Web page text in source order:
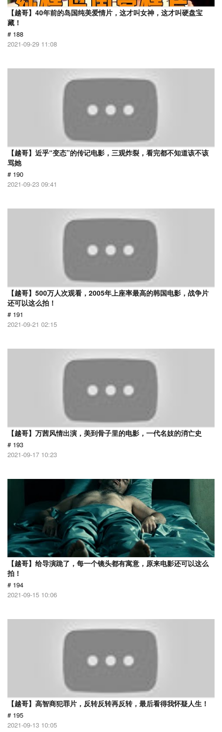
【越哥】40年前的岛国纯美爱情片，这才叫女神，这才叫硬盘宝
藏！
# 188
2021-09-29 11:08
【越哥】近乎“变态”的传记电影，三观炸裂，看完都不知道该不该
骂她
# 190
2021-09-23 09:41
【越哥】500万人次观看，2005年上座率最高的韩国电影，战争片
还可以这么拍！
# 191
2021-09-21 02:15
【越哥】万茜风情出演，美到骨子里的电影，一代名妓的消亡史
# 193
2021-09-17 10:23
【越哥】给导演跪了，每一个镜头都有寓意，原来电影还可以这么
拍！
# 194
2021-09-15 10:06
【越哥】高智商犯罪片，反转反转再反转，最后看得我怀疑人生！
# 195
2021-09-13 10:05